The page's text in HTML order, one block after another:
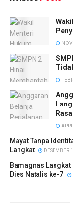
Mayat Tanpa
Langkat
DESEMBER
Bamagnas
Dies Natalis ke-7